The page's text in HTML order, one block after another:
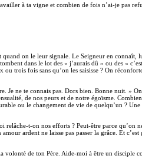
à ta vigne et combien de fois n’ai-je pas
on le leur signale. Le Seigneur en connaît,
dans le lot des « j’aurais dû » ou des «
trois fois sans qu’on les saisisse ? On
Je ne te connais pas. Dors bien. Bonne nuit. »
de nos peurs et de notre égoïsme.
ou le changement de vie de quelqu’un ?
relâche-t-on nos efforts ? Peut-être parce
ardent ne laisse pas passer la grâce. Et
de ton Père. Aide-moi à être un disciple